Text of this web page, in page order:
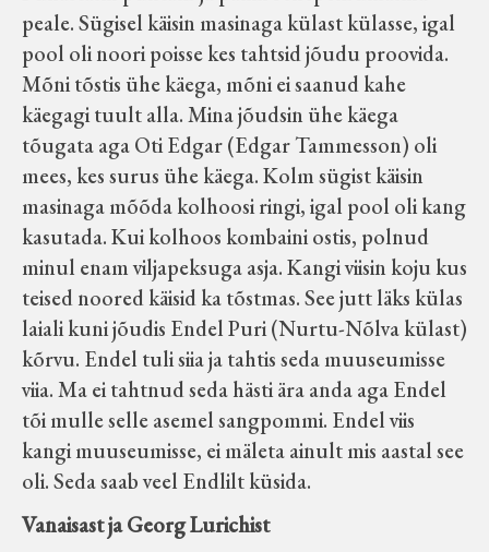
peale. Sügisel käisin masinaga külast külasse, igal
pool oli noori poisse kes tahtsid jõudu proovida.
Mõni tõstis ühe käega, mõni ei saanud kahe
käegagi tuult alla. Mina jõudsin ühe käega
tõugata aga Oti Edgar (Edgar Tammesson) oli
mees, kes surus ühe käega. Kolm sügist käisin
masinaga mõõda kolhoosi ringi, igal pool oli kang
kasutada. Kui kolhoos kombaini ostis, polnud
minul enam viljapeksuga asja. Kangi viisin koju kus
teised noored käisid ka tõstmas. See jutt läks külas
laiali kuni jõudis Endel Puri (Nurtu-Nõlva külast)
kõrvu. Endel tuli siia ja tahtis seda muuseumisse
viia. Ma ei tahtnud seda hästi ära anda aga Endel
tõi mulle selle asemel sangpommi. Endel viis
kangi muuseumisse, ei mäleta ainult mis aastal see
oli. Seda saab veel Endlilt küsida.
Vanaisast ja Georg Lurichist